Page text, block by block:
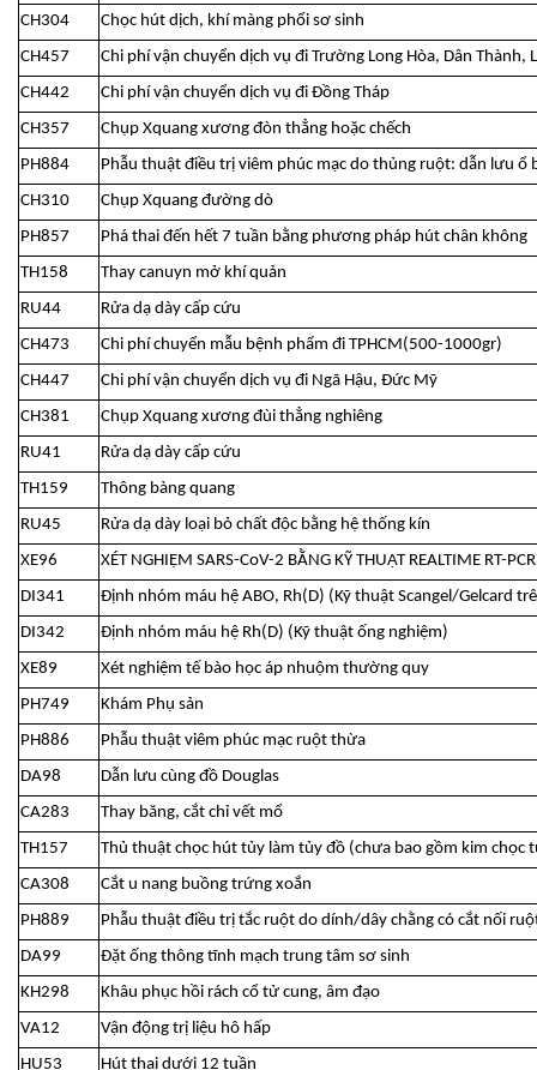
CH304
Chọc hút dịch, khí màng phổi sơ sinh
CH457
Chi phí vận chuyển dịch vụ đi Trường Long Hòa, Dân Thành,
CH442
Chi phí vận chuyển dịch vụ đi Đồng Tháp
CH357
Chụp Xquang xương đòn thẳng hoặc chếch
PH884
Phẫu thuật điều trị viêm phúc mạc do thủng ruột: dẫn lưu ổ
CH310
Chụp Xquang đường dò
PH857
Phá thai đến hết 7 tuần bằng phương pháp hút chân không
TH158
Thay canuyn mở khí quản
RU44
Rửa dạ dày cấp cứu
CH473
Chi phí chuyển mẫu bệnh phẩm đi TPHCM(500-1000gr)
CH447
Chi phí vận chuyển dịch vụ đi Ngã Hậu, Đức Mỹ
CH381
Chụp Xquang xương đùi thẳng nghiêng
RU41
Rửa dạ dày cấp cứu
TH159
Thông bàng quang
RU45
Rửa dạ dày loại bỏ chất độc bằng hệ thống kín
XE96
XÉT NGHIỆM SARS-CoV-2 BẰNG KỸ THUẬT REALTIME RT-PCR
DI341
Định nhóm máu hệ ABO, Rh(D) (Kỹ thuật Scangel/Gelcard
DI342
Định nhóm máu hệ Rh(D) (Kỹ thuật ống nghiệm)
XE89
Xét nghiệm tế bào học áp nhuộm thường quy
PH749
Khám Phụ sản
PH886
Phẫu thuật viêm phúc mạc ruột thừa
DA98
Dẫn lưu cùng đồ Douglas
CA283
Thay băng, cắt chỉ vết mổ
TH157
Thủ thuật chọc hút tủy làm tủy đồ (chưa bao gồm kim chọc
CA308
Cắt u nang buồng trứng xoắn
PH889
Phẫu thuật điều trị tắc ruột do dính/dây chằng có cắt nối
DA99
Đặt ống thông tĩnh mạch trung tâm sơ sinh
KH298
Khâu phục hồi rách cổ tử cung, âm đạo
VA12
Vận động trị liệu hô hấp
HU53
Hút thai dưới 12 tuần